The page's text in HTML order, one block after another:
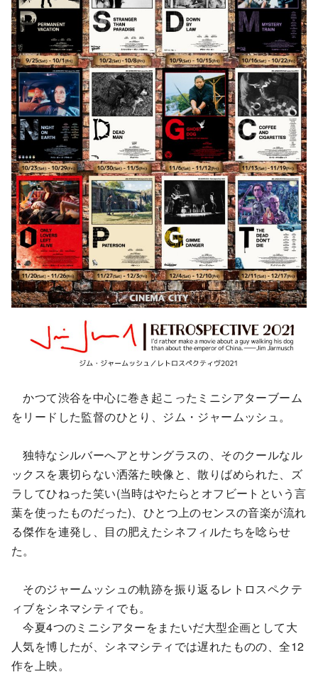
かつて渋谷を中心に巻き起こったミニシアターブーム
をリードした監督のひとり、ジム・ジャームッシュ。
独特なシルバーへアとサングラスの、そのクールなル
ックスを裏切らない洒落た映像と、散りばめられた、ズ
ラしてひねった笑い(当時はやたらとオフビートという言
葉を使ったものだった)、ひとつ上のセンスの音楽が流れ
る傑作を連発し、目の肥えたシネフィルたちを唸らせ
た。
そのジャームッシュの軌跡を振り返るレトロスペクテ
ィブをシネマシティでも。
今夏4つのミニシアターをまたいだ大型企画として大
人気を博したが、シネマシティでは遅れたものの、全12
作を上映。